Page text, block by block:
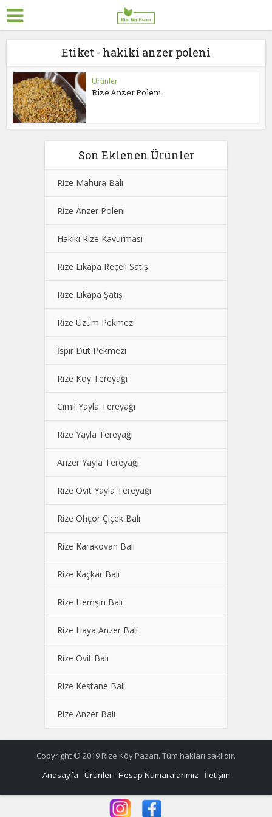
Etiket - hakiki anzer poleni
Ürünler
Rize Anzer Poleni
Son Eklenen Ürünler
Rize Mahura Balı
Rize Anzer Poleni
Hakiki Rize Kavurması
Rize Likapa Reçeli Satış
Rize Likapa Şatış
Rize Üzüm Pekmezi
İspir Dut Pekmezi
Rize Köy Tereyağı
Cimil Yayla Tereyağı
Rize Yayla Tereyağı
Anzer Yayla Tereyağı
Rize Ovit Yayla Tereyağı
Rize Ohçor Çiçek Balı
Rize Karakovan Balı
Rize Kaçkar Balı
Rize Hemşin Balı
Rize Haya Anzer Balı
Rize Ovit Balı
Rize Kestane Balı
Rize Anzer Balı
Copyright © 2019 Rize Köy Pazarı. Tüm hakları saklıdır.
Anasayfa
Ürünler Hesap Numaralarımız İletişim